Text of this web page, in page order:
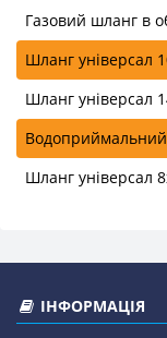
Газовий шланг в
Шланг універсал
Шланг універсал
Шланг універсал
ІНФОРМАЦІЯ